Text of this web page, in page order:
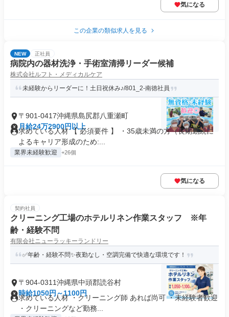
気になる
この企業の類似求人を見る
NEW 正社員
病院内の器材洗浄・手術室清掃リーダー候補
株式会社ルフト・メディカルケア
未経験からリーダーに！土日祝休み♪/801_2-南徳社員
〒901-0417沖縄県島尻郡八重瀬町
月給24万2900円以上
求めている人材 【 必須要件 】 ・35歳未満の方（長期勤続に
よるキャリア形成のため:...
業界未経験歓迎 +26個
気になる
契約社員
クリーニング工場のホテルリネン作業スタッフ ※年
齢・経験不問
有限会社ニューラッキーランドリー
✅年齢・経験不問✨夜勤なし・空調完備で快適な環境です！
〒904-0311沖縄県中頭郡読谷村
時給1050円～1100円
求めている人材 ・クリーニング師 あれば尚可 ・未経験者歓迎
・クリーニングなど勤務...